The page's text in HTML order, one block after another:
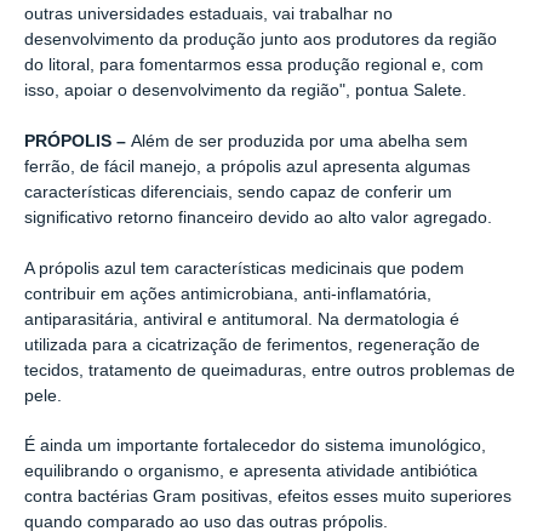
outras universidades estaduais, vai trabalhar no
desenvolvimento da produção junto aos produtores da região
do litoral, para fomentarmos essa produção regional e, com
isso, apoiar o desenvolvimento da região", pontua Salete.
PRÓPOLIS – Além de ser produzida por uma abelha sem
ferrão, de fácil manejo, a própolis azul apresenta algumas
características diferenciais, sendo capaz de conferir um
significativo retorno financeiro devido ao alto valor agregado.
A própolis azul tem características medicinais que podem
contribuir em ações antimicrobiana, anti-inflamatória,
antiparasitária, antiviral e antitumoral. Na dermatologia é
utilizada para a cicatrização de ferimentos, regeneração de
tecidos, tratamento de queimaduras, entre outros problemas de
pele.
É ainda um importante fortalecedor do sistema imunológico,
equilibrando o organismo, e apresenta atividade antibiótica
contra bactérias Gram positivas, efeitos esses muito superiores
quando comparado ao uso das outras própolis.